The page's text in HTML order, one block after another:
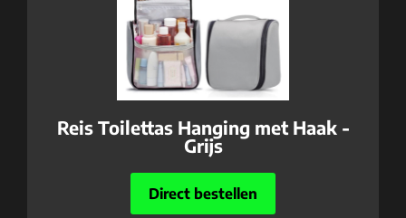
Reis Toilettas Hanging met Haak -
Grijs
Direct bestellen